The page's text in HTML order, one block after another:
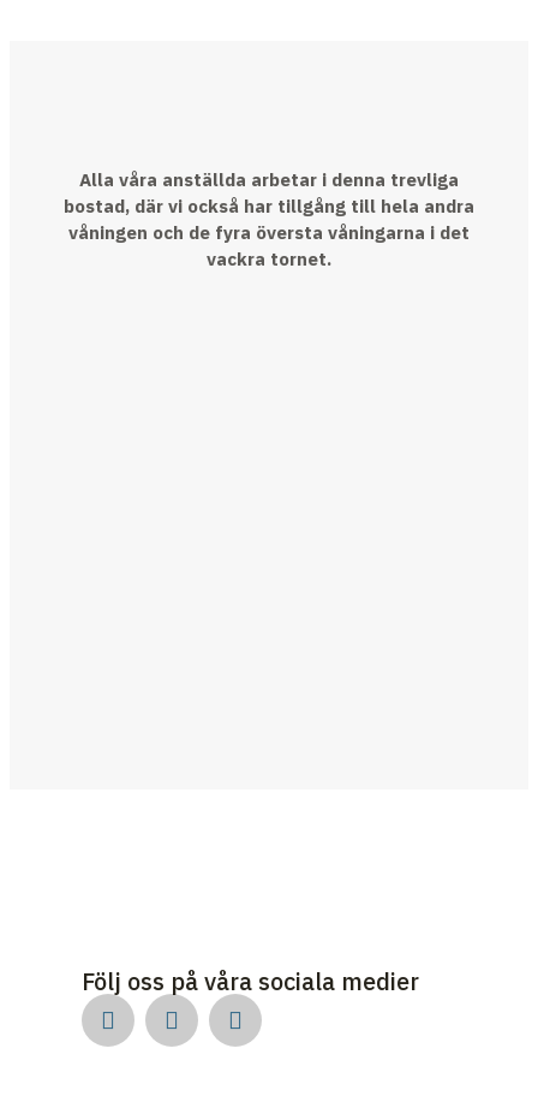
Alla våra anställda arbetar i denna trevliga
bostad, där vi också har tillgång till hela andra
våningen och de fyra översta våningarna i det
vackra tornet.
Följ oss på våra sociala medier